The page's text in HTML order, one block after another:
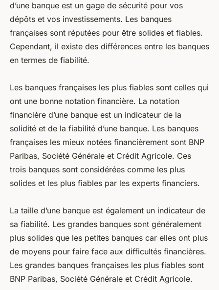
d’une banque est un gage de sécurité pour vos
dépôts et vos investissements. Les banques
françaises sont réputées pour être solides et fiables.
Cependant, il existe des différences entre les banques
en termes de fiabilité.
Les banques françaises les plus fiables sont celles qui
ont une bonne notation financière. La notation
financière d’une banque est un indicateur de la
solidité et de la fiabilité d’une banque. Les banques
françaises les mieux notées financièrement sont BNP
Paribas, Société Générale et Crédit Agricole. Ces
trois banques sont considérées comme les plus
solides et les plus fiables par les experts financiers.
La taille d’une banque est également un indicateur de
sa fiabilité. Les grandes banques sont généralement
plus solides que les petites banques car elles ont plus
de moyens pour faire face aux difficultés financières.
Les grandes banques françaises les plus fiables sont
BNP Paribas, Société Générale et Crédit Agricole.